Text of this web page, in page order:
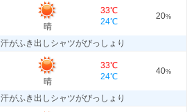
晴
33℃
24℃
20%
汗がふき出しシャツがびっしょり
晴
33℃
24℃
40%
汗がふき出しシャツがびっしょり